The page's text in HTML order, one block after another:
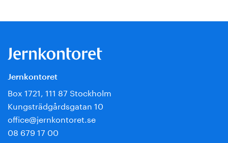
Jernkontoret
Box 1721, 111 87 Stockholm
Kungsträdgårdsgatan 10
office@jernkontoret.se
08 679 17 00